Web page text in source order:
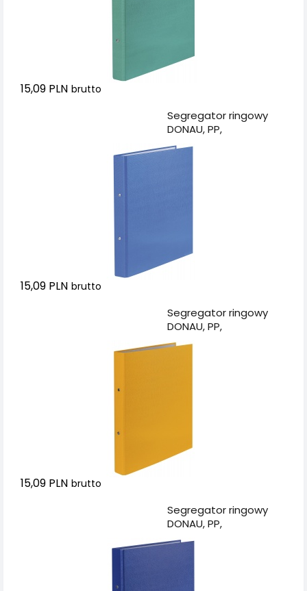
15,09 PLN brutto
Segregator ringowy
DONAU, PP,
A4/2R/20mm, niebieski
15,09 PLN brutto
Segregator ringowy
DONAU, PP,
A4/2R/20mm, żółty
15,09 PLN brutto
Segregator ringowy
DONAU, PP,
A4/2R/20mm,